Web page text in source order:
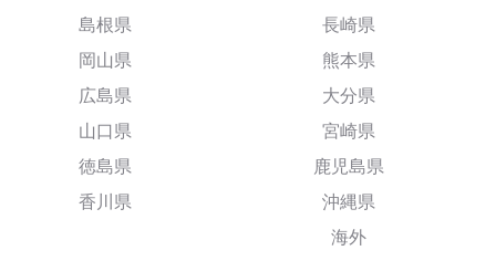
島根県
岡山県
広島県
山口県
徳島県
香川県
長崎県
熊本県
大分県
宮崎県
鹿児島県
沖縄県
海外